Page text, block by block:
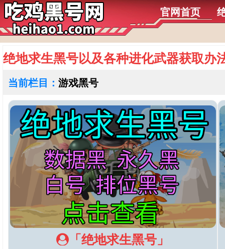
官网首页
绝地求生黑号以及各种进化武器获取办
当前栏目： 游戏黑号
「绝地求生黑号」